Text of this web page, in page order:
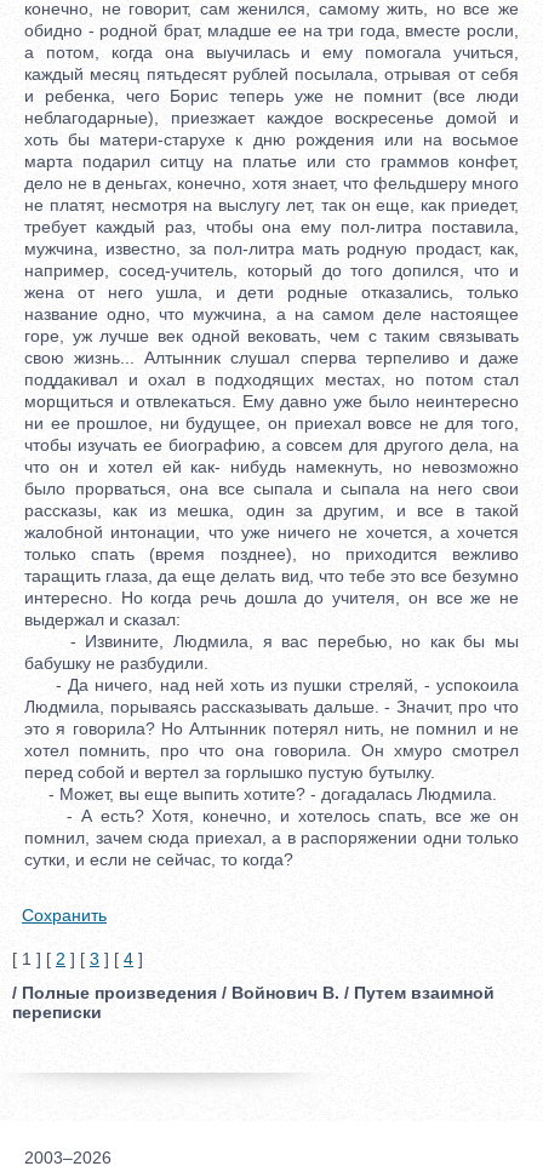
конечно, не говорит, сам женился, самому жить, но все же
обидно - родной брат, младше ее на три года, вместе росли,
а потом, когда она выучилась и ему помогала учиться,
каждый месяц пятьдесят рублей посылала, отрывая от себя
и ребенка, чего Борис теперь уже не помнит (все люди
неблагодарные), приезжает каждое воскресенье домой и
хоть бы матери-старухе к дню рождения или на восьмое
марта подарил ситцу на платье или сто граммов конфет,
дело не в деньгах, конечно, хотя знает, что фельдшеру много
не платят, несмотря на выслугу лет, так он еще, как приедет,
требует каждый раз, чтобы она ему пол-литра поставила,
мужчина, известно, за пол-литра мать родную продаст, как,
например, сосед-учитель, который до того допился, что и
жена от него ушла, и дети родные отказались, только
название одно, что мужчина, а на самом деле настоящее
горе, уж лучше век одной вековать, чем с таким связывать
свою жизнь... Алтынник слушал сперва терпеливо и даже
поддакивал и охал в подходящих местах, но потом стал
морщиться и отвлекаться. Ему давно уже было неинтересно
ни ее прошлое, ни будущее, он приехал вовсе не для того,
чтобы изучать ее биографию, а совсем для другого дела, на
что он и хотел ей как- нибудь намекнуть, но невозможно
было прорваться, она все сыпала и сыпала на него свои
рассказы, как из мешка, один за другим, и все в такой
жалобной интонации, что уже ничего не хочется, а хочется
только спать (время позднее), но приходится вежливо
таращить глаза, да еще делать вид, что тебе это все безумно
интересно. Но когда речь дошла до учителя, он все же не
выдержал и сказал:
- Извините, Людмила, я вас перебью, но как бы мы
бабушку не разбудили.
- Да ничего, над ней хоть из пушки стреляй, - успокоила
Людмила, порываясь рассказывать дальше. - Значит, про что
это я говорила? Но Алтынник потерял нить, не помнил и не
хотел помнить, про что она говорила. Он хмуро смотрел
перед собой и вертел за горлышко пустую бутылку.
- Может, вы еще выпить хотите? - догадалась Людмила.
- А есть? Хотя, конечно, и хотелось спать, все же он
помнил, зачем сюда приехал, а в распоряжении одни только
сутки, и если не сейчас, то когда?
Сохранить
[ 1 ] [ 2 ] [ 3 ] [ 4 ]
/ Полные произведения / Войнович В. / Путем взаимной
переписки
2003–2026